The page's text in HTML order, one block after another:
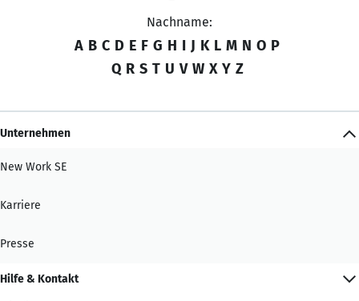
Nachname:
A B C D E F G H I J K L M N O P
Q R S T U V W X Y Z
Unternehmen
New Work SE
Karriere
Presse
Hilfe & Kontakt